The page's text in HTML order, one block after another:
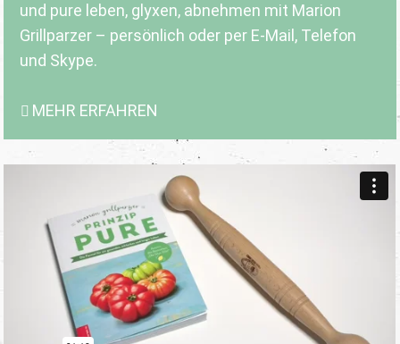
und pure leben, glyxen, abnehmen mit Marion
Grillparzer – persönlich oder per E-Mail, Telefon
und Skype.
MEHR ERFAHREN